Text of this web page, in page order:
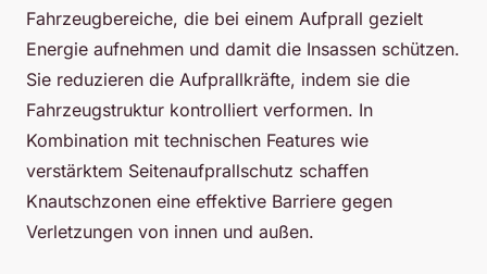
Fahrzeugbereiche, die bei einem Aufprall gezielt
Energie aufnehmen und damit die Insassen schützen.
Sie reduzieren die Aufprallkräfte, indem sie die
Fahrzeugstruktur kontrolliert verformen. In
Kombination mit technischen Features wie
verstärktem Seitenaufprallschutz schaffen
Knautschzonen eine effektive Barriere gegen
Verletzungen von innen und außen.